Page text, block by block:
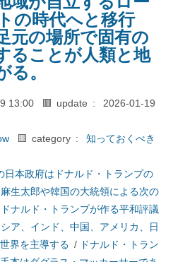
の時代へと移行
元の場所で固有の
ることが人類と地
る。
13:00 🟥 update :
2026-01-19
🟨 category :
知っておくべき
日本政府はドナルド・トランプの
麻生太郎や韓国の大統領による次の
ドナルド・トランプが作る平和評議
シア、インド、中国、アメリカ、日
界を主導する / ドナルド・トラン